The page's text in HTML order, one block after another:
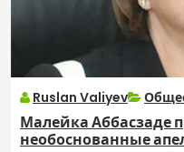
Ruslan Valiyev
Малейка Аббасзаде
необоснованные